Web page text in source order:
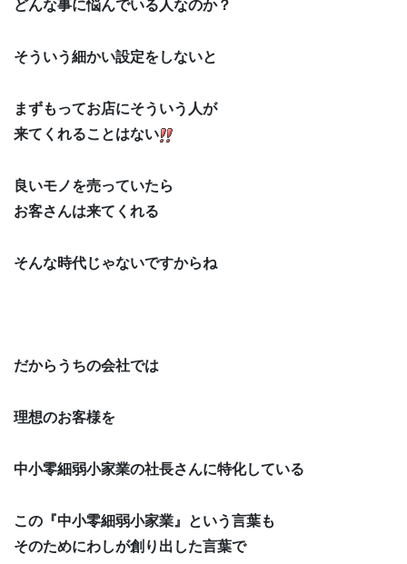
どんな事に悩んでいる人なのか？
そういう細かい設定をしないと
まずもってお店にそういう人が
来てくれることはない
良いモノを売っていたら
お客さんは来てくれる
そんな時代じゃないですからね
だからうちの会社では
理想のお客様を
中小零細弱小家業の社長さんに特化している
この『中小零細弱小家業』という言葉も
そのためにわしが創り出した言葉で